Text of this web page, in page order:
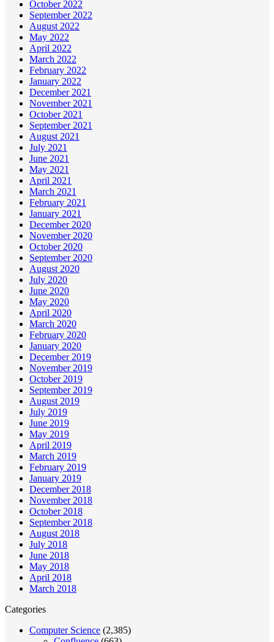
October 2022
September 2022
August 2022
May 2022
April 2022
March 2022
February 2022
January 2022
December 2021
November 2021
October 2021
September 2021
August 2021
July 2021
June 2021
May 2021
April 2021
March 2021
February 2021
January 2021
December 2020
November 2020
October 2020
September 2020
August 2020
July 2020
June 2020
May 2020
April 2020
March 2020
February 2020
January 2020
December 2019
November 2019
October 2019
September 2019
August 2019
July 2019
June 2019
May 2019
April 2019
March 2019
February 2019
January 2019
December 2018
November 2018
October 2018
September 2018
August 2018
July 2018
June 2018
May 2018
April 2018
March 2018
Categories
Computer Science (2,385)